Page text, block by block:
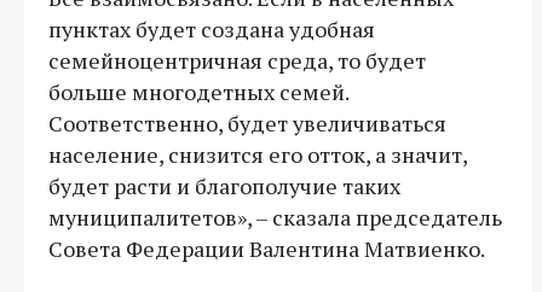
пунктах будет создана удобная
семейноцентричная среда, то будет
больше многодетных семей.
Соответственно, будет увеличиваться
население, снизится его отток, а значит,
будет расти и благополучие таких
муниципалитетов», – сказала председатель
Совета Федерации Валентина Матвиенко.